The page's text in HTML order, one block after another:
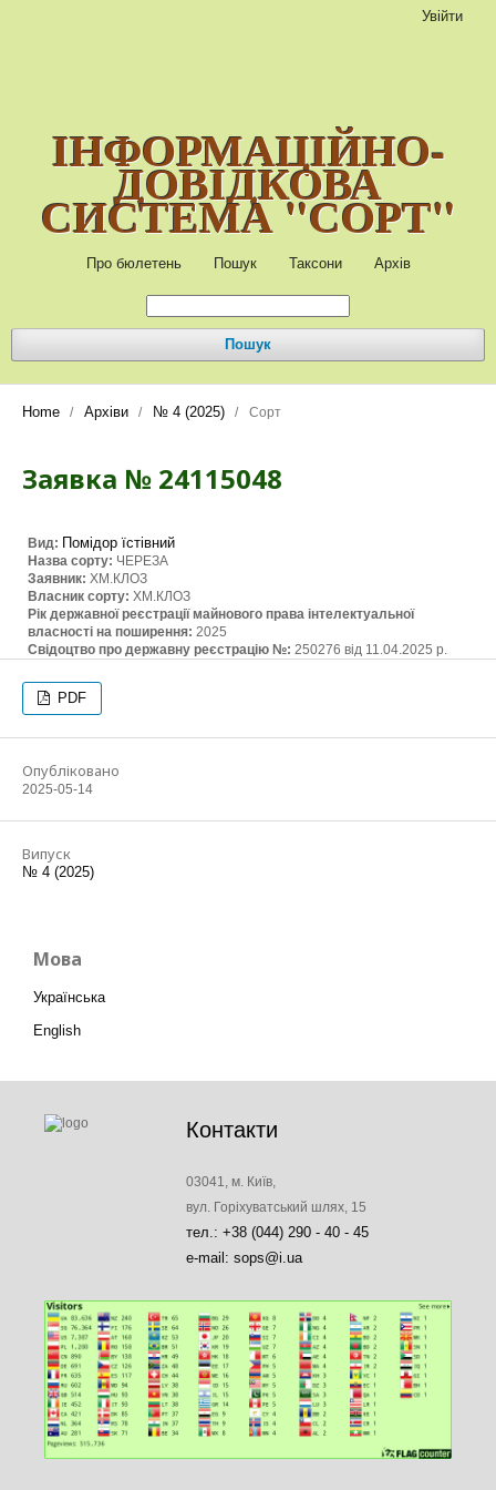
ІНФОРМАЦІЙНО-
ДОВІДКОВА
СИСТЕМА "СОРТ"
Про бюлетень Пошук Таксони Архів
Пошук
Увійти
Home / Архіви / № 4 (2025) / Сорт
Заявка № 24115048
Вид: Помідор їстівний
Назва сорту: ЧЕРЕЗА
Заявник: ХМ.КЛОЗ
Власник сорту: ХМ.КЛОЗ
Рік державної реєстрації майнового права інтелектуальної
власності на поширення: 2025
Свідоцтво про державну реєстрацію №: 250276 від 11.04.2025 р.
PDF
Опубліковано
2025-05-14
Випуск
№ 4 (2025)
Мова
Українська
English
Контакти
03041, м. Київ,
вул. Горіхуватський шлях, 15
тел.: +38 (044) 290 - 40 - 45
e-mail: sops@i.ua